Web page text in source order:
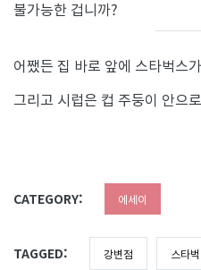
불가능한 겁니까?
어쨌든 집 바로 앞에 스타벅스
그리고 시럽은 컵 주둥이 안으
CATEGORY: 에세이
TAGGED: 강변점 스타